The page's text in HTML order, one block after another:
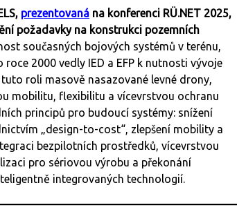
prezentovaná na konferenci RÜ.NET 2025,
požadavky na konstrukci pozemních
současných bojových systémů v terénu,
2000 vedly IED a EFP k nutnosti vývoje
roli masově nasazované levné drony,
mobilitu, flexibilitu a vícevrstvou ochranu
principů pro budoucí systémy: snížení
„design-to-cost“, zlepšení mobility a
bezpilotních prostředků, vícevrstvou
pro sériovou výrobu a překonání
integrovaných technologií.